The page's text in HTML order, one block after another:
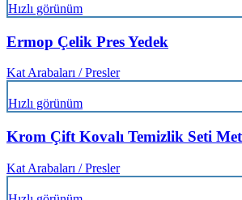
Hızlı görünüm
Ermop Çelik Pres Yedek
Kat Arabaları / Presler
Hızlı görünüm
Krom Çift Kovalı Temizlik Seti
Kat Arabaları / Presler